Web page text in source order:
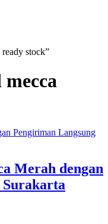
ready stock”
Merah dengan
Surakarta